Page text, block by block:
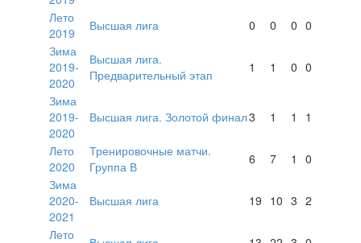
Лето
2019
Высшая лига 0 0 0 0
Зима
2019-
2020
Высшая лига.
Предварительный этап
1 1 0 0
Зима
2019-
2020
Высшая лига. Золотой финал3 1 1 1
Лето
2020
Тренировочные матчи.
Группа В
6 7 1
0
Зима
2020-
2021
Высшая лига 19 10 3 2
Лето